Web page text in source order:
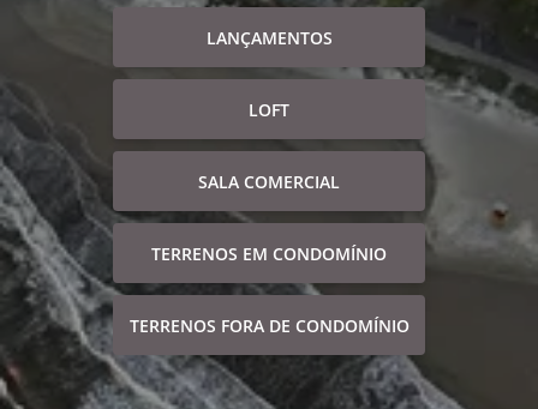
LANÇAMENTOS
LOFT
SALA COMERCIAL
TERRENOS EM CONDOMÍNIO
TERRENOS FORA DE CONDOMÍNIO